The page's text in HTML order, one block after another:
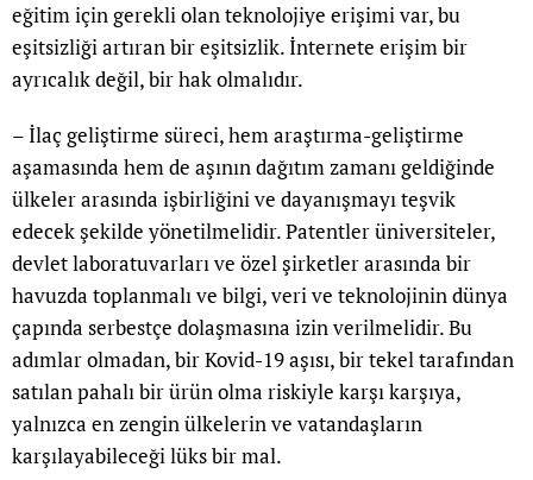
eğitim için gerekli olan teknolojiye erişimi var, bu
eşitsizliği artıran bir eşitsizlik. İnternete erişim bir
ayrıcalık değil, bir hak olmalıdır.
– İlaç geliştirme süreci, hem araştırma-geliştirme
aşamasında hem de aşının dağıtım zamanı geldiğinde
ülkeler arasında işbirliğini ve dayanışmayı teşvik
edecek şekilde yönetilmelidir. Patentler üniversiteler,
devlet laboratuvarları ve özel şirketler arasında bir
havuzda toplanmalı ve bilgi, veri ve teknolojinin dünya
çapında serbestçe dolaşmasına izin verilmelidir. Bu
adımlar olmadan, bir Kovid-19 aşısı, bir tekel tarafından
satılan pahalı bir ürün olma riskiyle karşı karşıya,
yalnızca en zengin ülkelerin ve vatandaşların
karşılayabileceği lüks bir mal.